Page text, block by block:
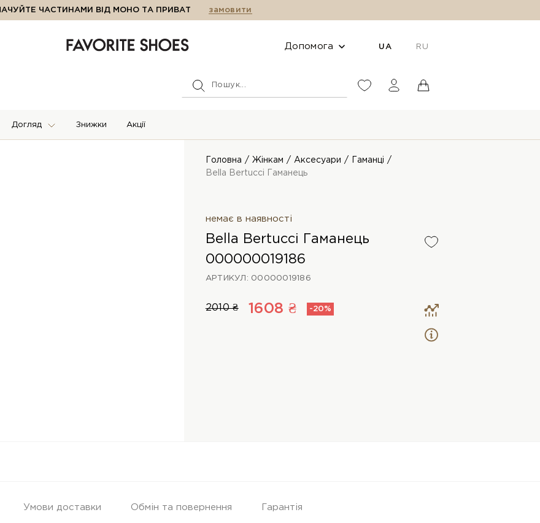
ЧАСТИНАМИ ВІД МОНО ТА ПРИВАТ замовити
Допомога UA RU
Догляд Знижки Акції
Головна Жінкам Аксесуари
Гаманці
Bella Bertucci Гаманець
немає в наявності
Bella Bertucci Гаманець
000000019186
АРТИКУЛ: 00000019186
2010 ₴ 1608 ₴ -20%
Умови доставки Обмін та повернення Гарантія